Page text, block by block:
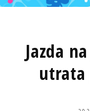
Jazda
utrata